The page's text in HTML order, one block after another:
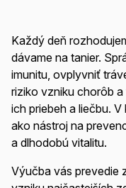
Každý deň
dávame na tanier.
imunitu, ovplyvniť
riziko vzniku chorôb
ich priebeh a liečbu.
ako nástroj na
a dlhodobú vitalitu.
Výučba vás prevedie